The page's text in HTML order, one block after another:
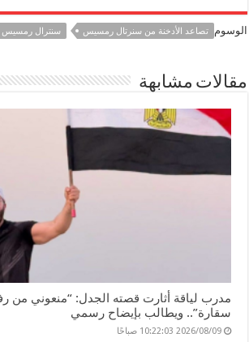
e
b
o
k
at
sA
p
p
er
es
t
k
e
dI
n
se
n
g
er
الوسوم تصاعد الأدخنة من سنرتال رمسيس سنترال رمسيس
مقالات مشابهة
مدرب لياقة أثارت قصته الجدل: “منعوني من
سقارة”.. ويطالب بإيضاح رسمي
2026/08/09 10:22:03 صباحًا